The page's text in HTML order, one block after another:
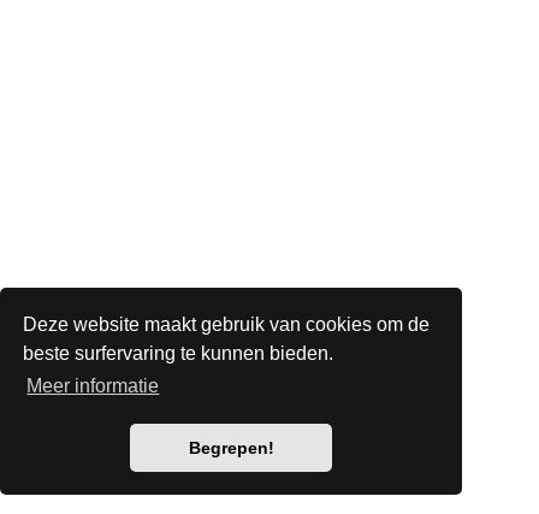
Deze website maakt gebruik van cookies om de
beste surfervaring te kunnen bieden.
Meer informatie
Begrepen!